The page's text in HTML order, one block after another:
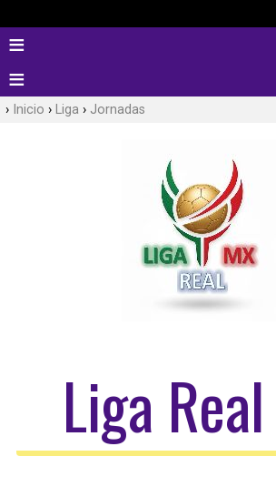
Inicio Liga Jornadas
Liga